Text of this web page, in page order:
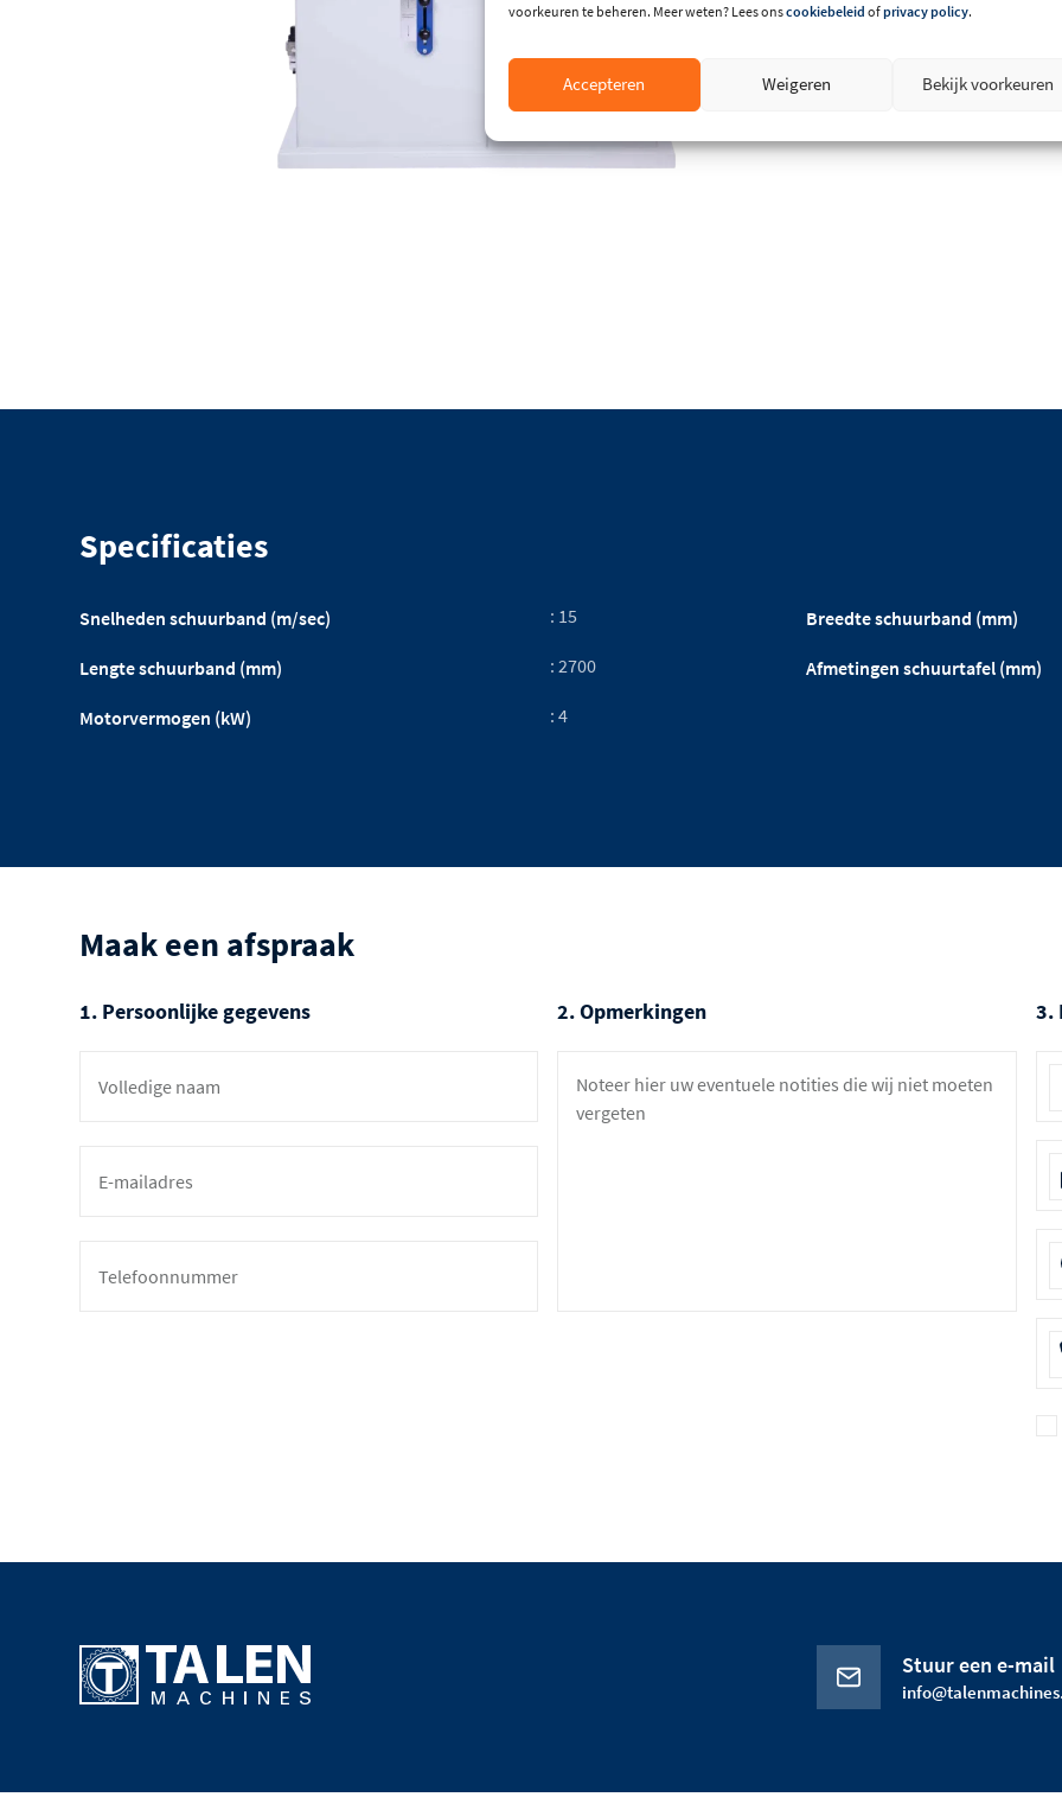
voorkeuren te beheren. Meer weten? Lees onscookiebeleid ofprivacy policy.
Accepteren Weigeren Bekijk voorkeuren
Specificaties
Snelheden schuurband (m/sec) : 15 Breedte schuurband (mm)
Lengte schuurband (mm) : 2700 Afmetingen schuurtafel (mm)
Motorvermogen (kW) : 4
Maak een afspraak
1. Persoonlijke gegevens 2. Opmerkingen 3.
Stuur een e-mail